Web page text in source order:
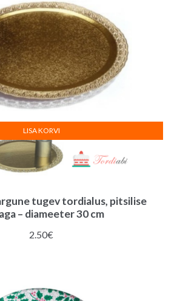
tugev tordialus, pitsilise
– diameeter 30 cm
2.50€
LISA KORVI